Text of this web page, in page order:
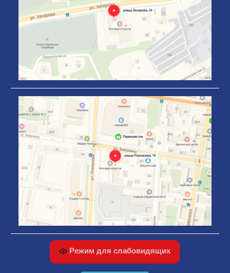
Режим для слабовидящих